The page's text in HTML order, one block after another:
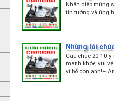
Nhân diệp mừng
tin tưởng và ủng
Những lời
Câu chúc 20-10
mạnh khỏe, vui
vì bố con anh!–